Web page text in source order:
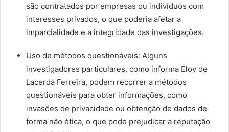
são contratados por empresas ou indivíduos com
interesses privados, o que poderia afetar a
imparcialidade e a integridade das investigações.
Uso de métodos questionáveis: Alguns
investigadores particulares, como informa Eloy de
Lacerda Ferreira, podem recorrer a métodos
questionáveis para obter informações, como
invasões de privacidade ou obtenção de dados de
forma não ética, o que pode prejudicar a reputação